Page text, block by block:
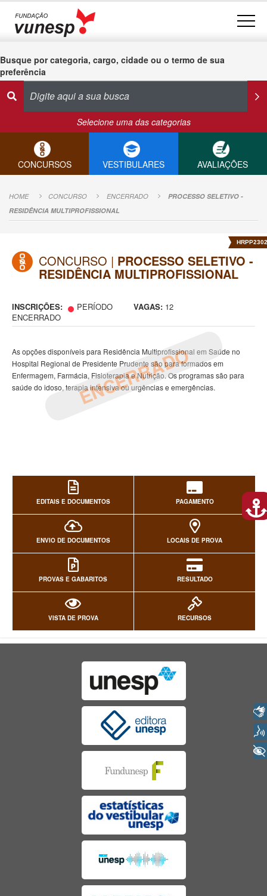
Busque por categoria, cargo, cidade ou o termo de sua
preferência
Selecione uma das categorias
CONCURSOS VESTIBULARES AVALIAÇÕES
HOME CONCURSO ENCERRADO
PROCESSO SELETIVO -
RESIDÊNCIA MULTIPROFISSIONAL
HRPP2302
CONCURSO | PROCESSO SELETIVO -
RESIDÊNCIA MULTIPROFISSIONAL
INSCRIÇÕES:
PERÍODO
ENCERRADO
VAGAS: 12
ENCERRADO
As opções disponíveis para Residência Multiprofissional em Saúde no
Hospital Regional de Presidente Prudente são para formados em
Enfermagem, Farmácia, Fisioterapia e Nutrição. Os programas são para
saúde do idoso, terapia intensiva ou urgências e emergências.
EDITAIS E DOCUMENTOS PAGAMENTO
ENVIO DE DOCUMENTOS LOCAIS DE PROVA
PROVAS E GABARITOS RESULTADO
VISTA DE PROVA RECURSOS
+ Acessibilidade